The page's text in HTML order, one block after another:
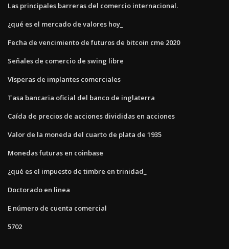
Las principales barreras del comercio internacional.
¿qué es el mercado de valores hoy_
Fecha de vencimiento de futuros de bitcoin cme 2020
Señales de comercio de swing libre
Vísperas de implantes comerciales
Tasa bancaria oficial del banco de inglaterra
Caída de precios de acciones divididas en acciones
Valor de la moneda del cuarto de plata de 1935
Monedas futuras en coinbase
¿qué es el impuesto de timbre en trinidad_
Doctorado en linea
E número de cuenta comercial
5702